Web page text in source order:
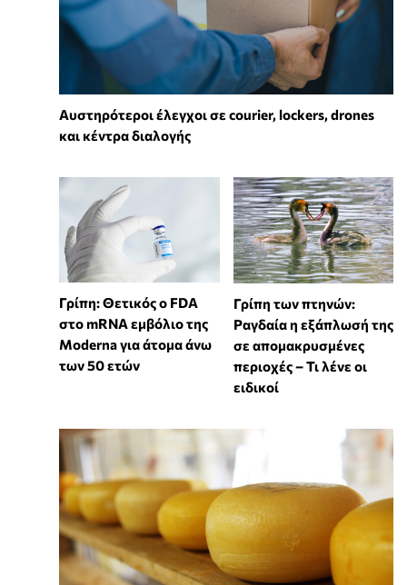
Αυστηρότεροι έλεγχοι σε courier, lockers, drones
και κέντρα διαλογής
Γρίπη: Θετικός ο FDA
στο mRNA εμβόλιο της
Moderna για άτομα άνω
των 50 ετών
Γρίπη των πτηνών:
Ραγδαία η εξάπλωσή της
σε απομακρυσμένες
περιοχές – Τι λένε οι
ειδικοί